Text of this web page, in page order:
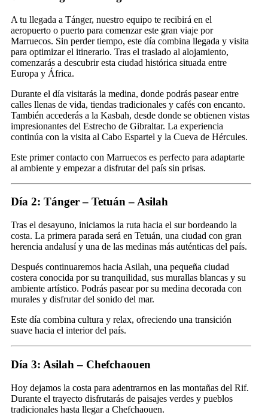
A tu llegada a Tánger, nuestro equipo te recibirá en el
aeropuerto o puerto para comenzar este gran viaje por
Marruecos. Sin perder tiempo, este día combina llegada y visita
para optimizar el itinerario. Tras el traslado al alojamiento,
comenzarás a descubrir esta ciudad histórica situada entre
Europa y África.
Durante el día visitarás la medina, donde podrás pasear entre
calles llenas de vida, tiendas tradicionales y cafés con encanto.
También accederás a la Kasbah, desde donde se obtienen vistas
impresionantes del Estrecho de Gibraltar. La experiencia
continúa con la visita al Cabo Espartel y la Cueva de Hércules.
Este primer contacto con Marruecos es perfecto para adaptarte
al ambiente y empezar a disfrutar del país sin prisas.
Día 2: Tánger – Tetuán – Asilah
Tras el desayuno, iniciamos la ruta hacia el sur bordeando la
costa. La primera parada será en Tetuán, una ciudad con gran
herencia andalusí y una de las medinas más auténticas del país.
Después continuaremos hacia Asilah, una pequeña ciudad
costera conocida por su tranquilidad, sus murallas blancas y su
ambiente artístico. Podrás pasear por su medina decorada con
murales y disfrutar del sonido del mar.
Este día combina cultura y relax, ofreciendo una transición
suave hacia el interior del país.
Día 3: Asilah – Chefchaouen
Hoy dejamos la costa para adentrarnos en las montañas del Rif.
Durante el trayecto disfrutarás de paisajes verdes y pueblos
tradicionales hasta llegar a Chefchaouen.